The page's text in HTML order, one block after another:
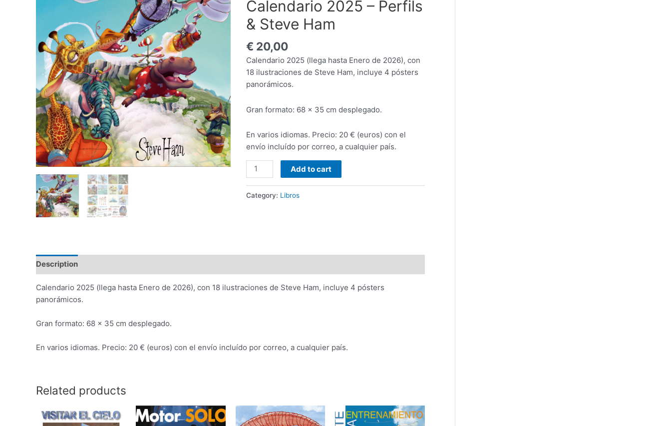
Calendario 2025 – Perfils
& Steve Ham
€ 20,00
Calendario 2025 (llega hasta Enero de 2026), con
18 ilustraciones de Steve Ham, incluye 4 pósters
panorámicos.
Gran formato: 68 x 35 cm desplegado.
En varios idiomas. Precio: 20 € (euros) con el
envío incluído por correo, a cualquier país.
Calendario
2025
Perfils
Add to cart
Category: Libros
Description
Calendario 2025 (llega hasta Enero de 2026), con 18 ilustraciones de Steve Ham, incluye 4 pósters
panorámicos.
Gran formato: 68 x 35 cm desplegado.
En varios idiomas. Precio: 20 € (euros) con el envío incluído por correo, a cualquier país.
Related products